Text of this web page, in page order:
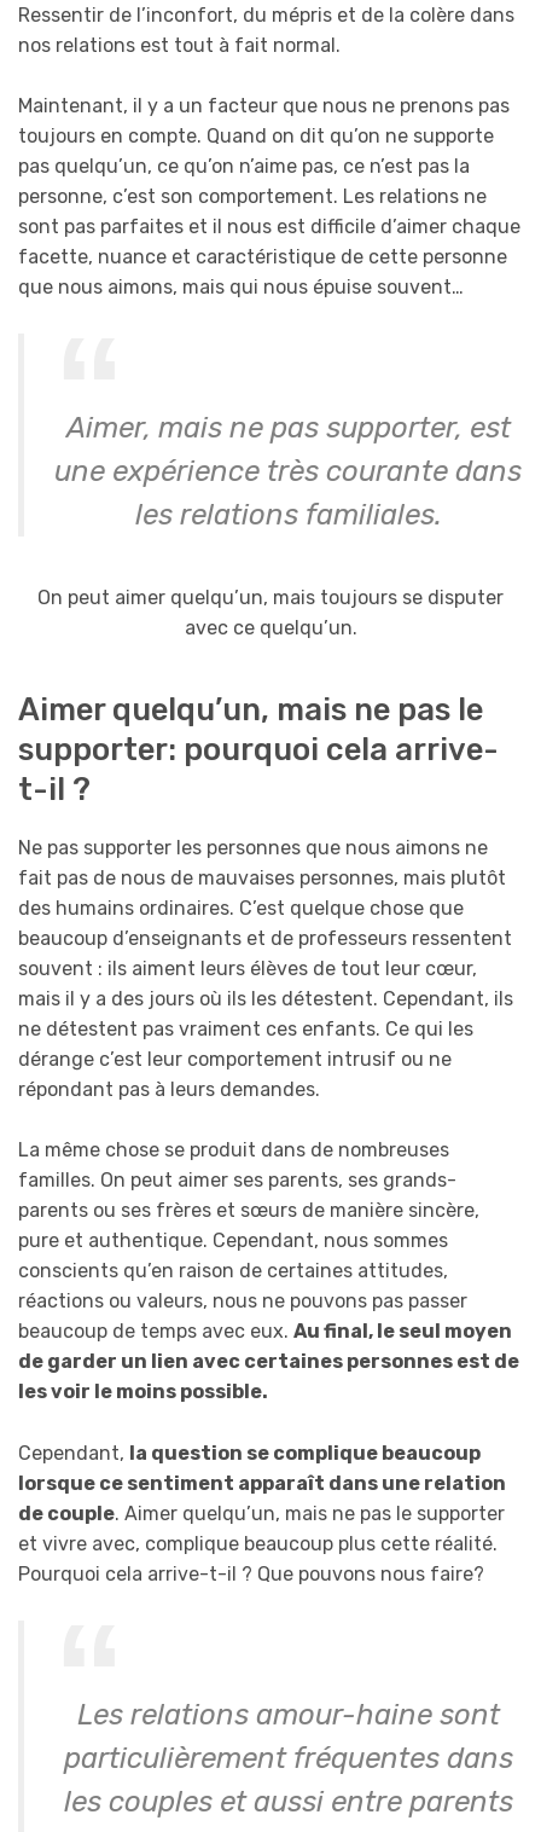
Ressentir de l’inconfort, du mépris et de la colère dans
nos relations est tout à fait normal.
Maintenant, il y a un facteur que nous ne prenons pas
toujours en compte. Quand on dit qu’on ne supporte
pas quelqu’un, ce qu’on n’aime pas, ce n’est pas la
personne, c’est son comportement. Les relations ne
sont pas parfaites et il nous est difficile d’aimer chaque
facette, nuance et caractéristique de cette personne
que nous aimons, mais qui nous épuise souvent…
Aimer, mais ne pas supporter, est
une expérience très courante dans
les relations familiales.
On peut aimer quelqu’un, mais toujours se disputer
avec ce quelqu’un.
Aimer quelqu’un, mais ne pas le
supporter: pourquoi cela arrive-
t-il ?
Ne pas supporter les personnes que nous aimons ne
fait pas de nous de mauvaises personnes, mais plutôt
des humains ordinaires. C’est quelque chose que
beaucoup d’enseignants et de professeurs ressentent
souvent : ils aiment leurs élèves de tout leur cœur,
mais il y a des jours où ils les détestent. Cependant, ils
ne détestent pas vraiment ces enfants. Ce qui les
dérange c’est leur comportement intrusif ou ne
répondant pas à leurs demandes.
La même chose se produit dans de nombreuses
familles. On peut aimer ses parents, ses grands-
parents ou ses frères et sœurs de manière sincère,
pure et authentique. Cependant, nous sommes
conscients qu’en raison de certaines attitudes,
réactions ou valeurs, nous ne pouvons pas passer
beaucoup de temps avec eux. Au final, le seul moyen
de garder un lien avec certaines personnes est de
les voir le moins possible.
Cependant, la question se complique beaucoup
lorsque ce sentiment apparaît dans une relation
de couple. Aimer quelqu’un, mais ne pas le supporter
et vivre avec, complique beaucoup plus cette réalité.
Pourquoi cela arrive-t-il ? Que pouvons nous faire?
Les relations amour-haine sont
particulièrement fréquentes dans
les couples et aussi entre parents